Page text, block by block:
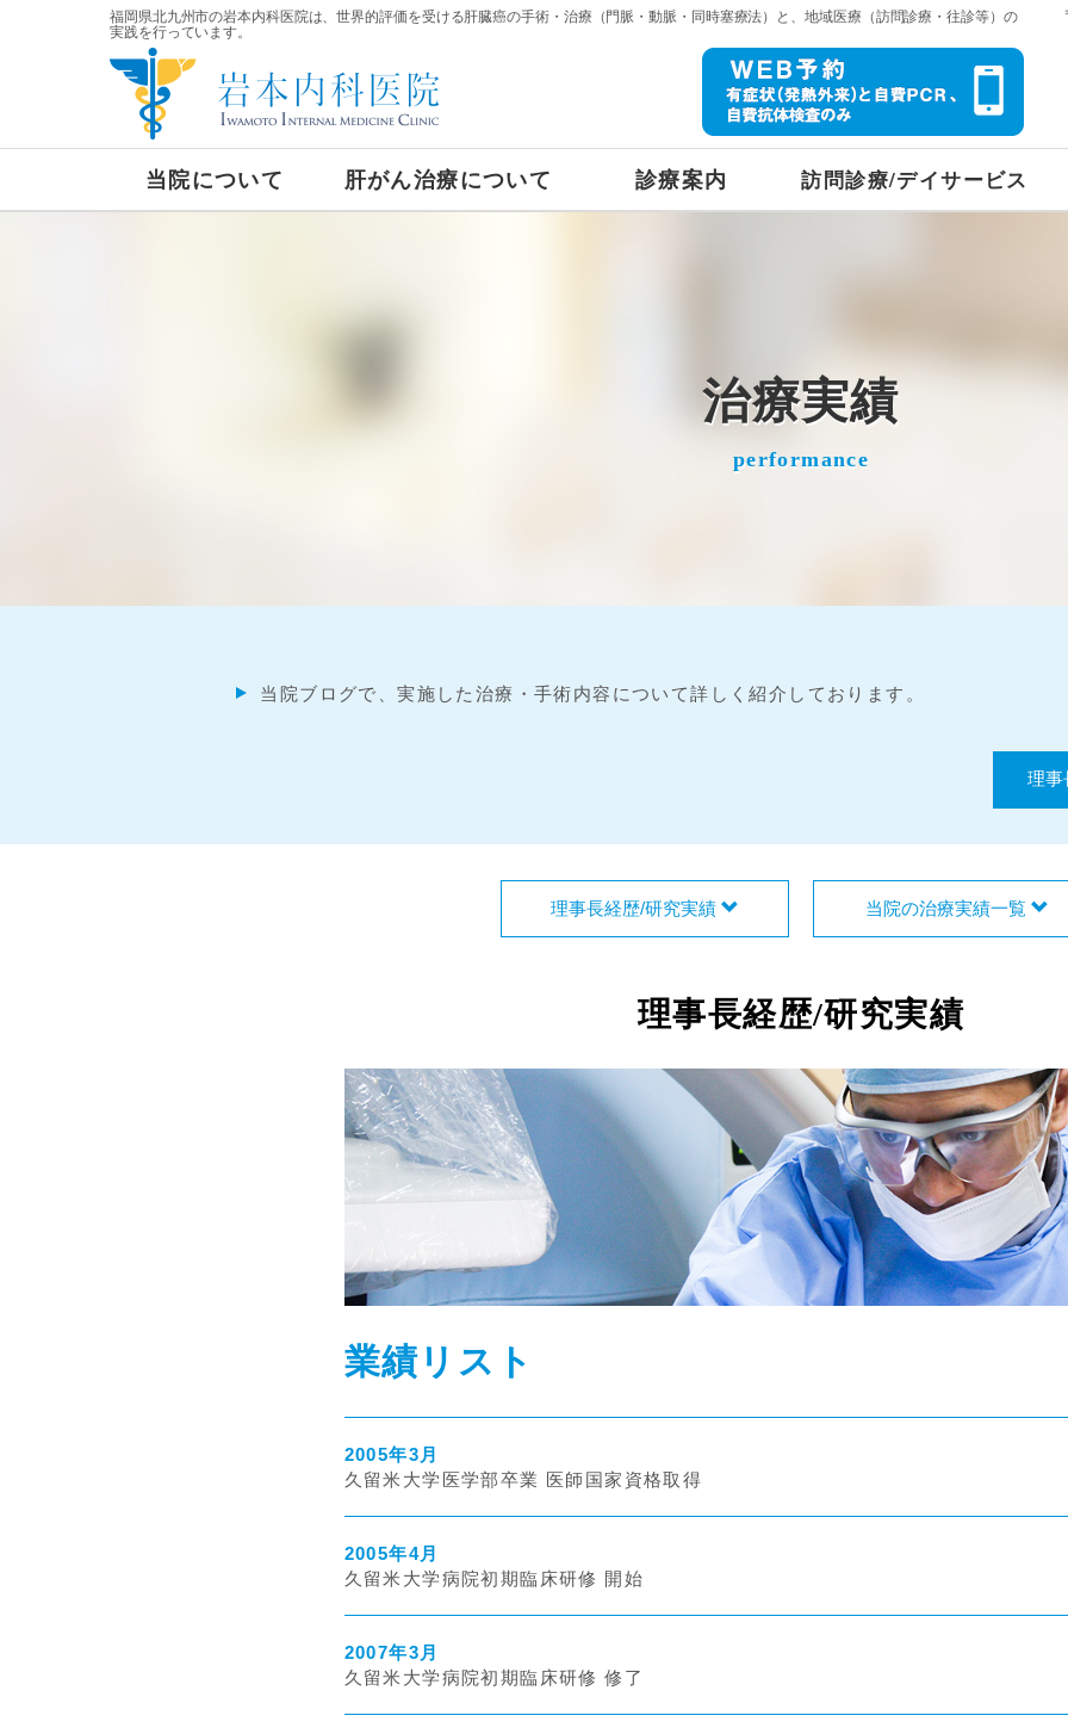
福岡県北九州市の岩本内科医院は、世界的評価を受ける肝臓癌の手術・治療（門脈・動脈・同時塞療法）と、地域医療（訪問診療・往診等）の
実践を行っています。
当院について 肝がん治療について 診療案内 訪問診療/デイサービス
治療実績
performance
当院ブログで、実施した治療・手術内容について詳しく紹介しております。
理事
理事長経歴/研究実績 当院の治療実績一覧
理事長経歴/研究実績
業績リスト
2005年3月
久留米大学医学部卒業 医師国家資格取得
2005年4月
久留米大学病院初期臨床研修 開始
2007年3月
久留米大学病院初期臨床研修 修了